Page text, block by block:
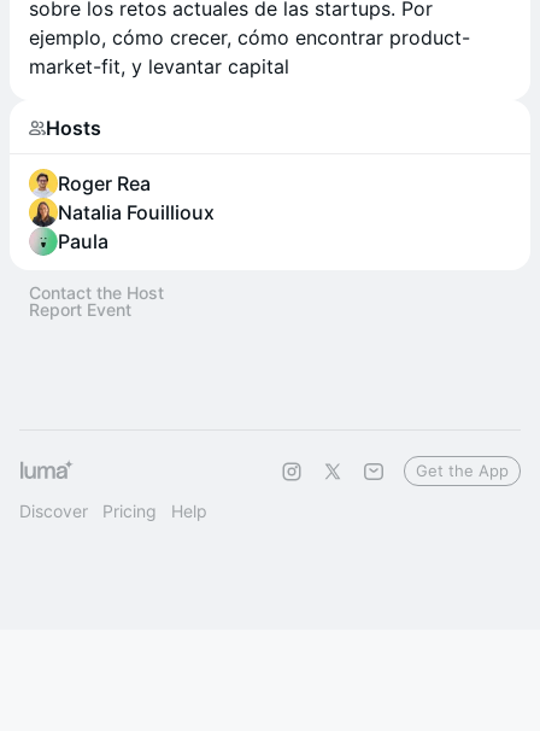
sobre los retos actuales de las startups. Por
ejemplo, cómo crecer, cómo encontrar product-
market-fit, y levantar capital
Hosts
Roger Rea
Natalia Fouillioux
Paula
Contact the Host
Report Event
Discover Pricing Help
Get the App